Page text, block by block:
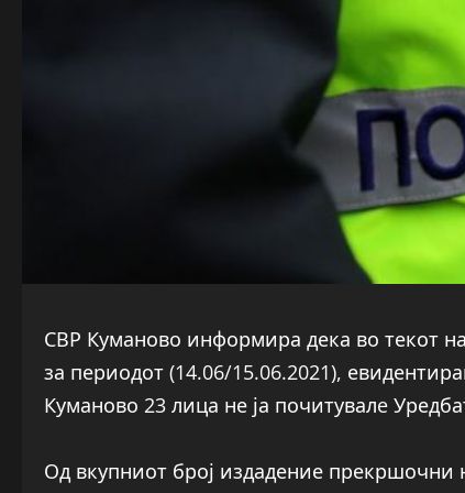
СВР Куманово информира дека во текот
за периодот (14.06/15.06.2021),
Куманово 23 лица не ја почитувалe
Од вкупниот број издадение